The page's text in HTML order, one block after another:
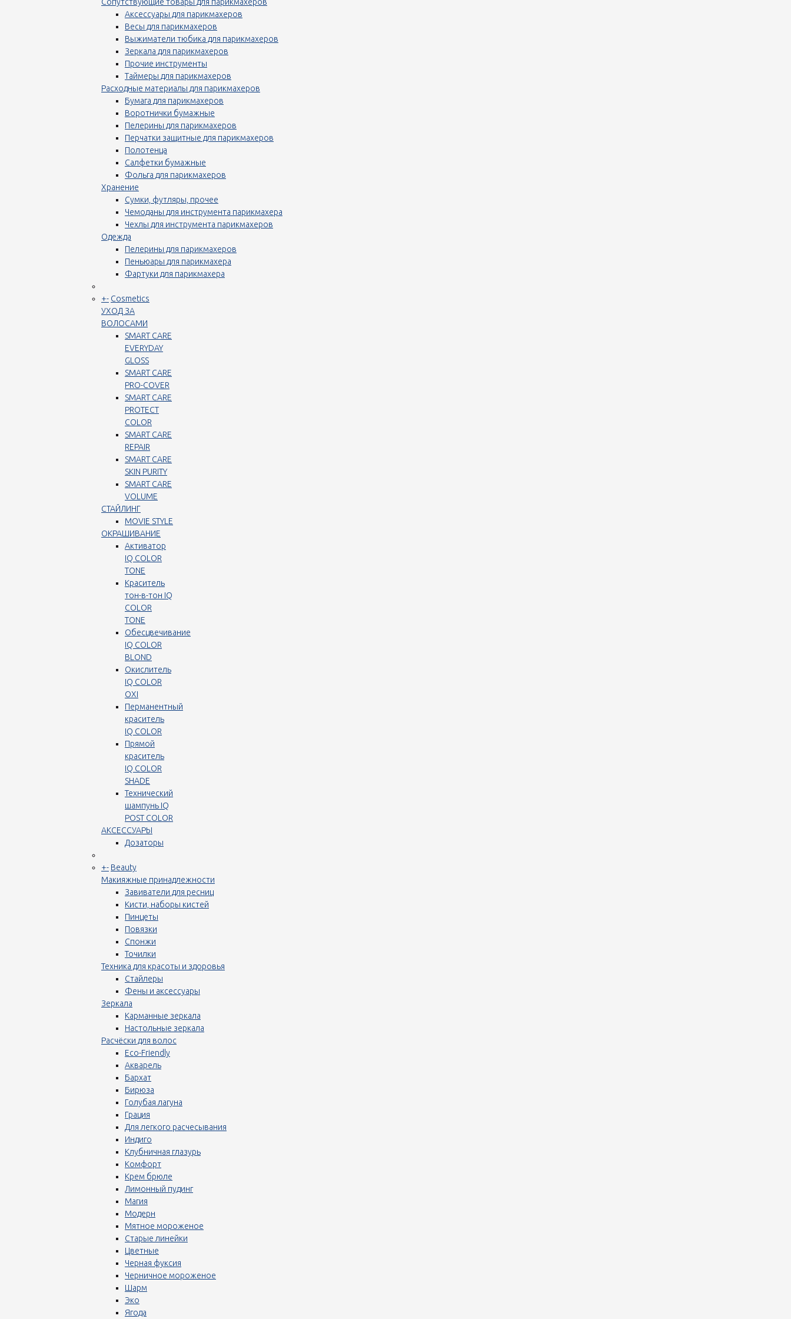
Аксессуары для парикмахеров
Весы для парикмахеров
Выжиматели тюбика для парикмахеров
Зеркала для парикмахеров
Прочие инструменты
Таймеры для парикмахеров
Расходные материалы для парикмахеров
Бумага для парикмахеров
Воротнички бумажные
Пелерины для парикмахеров
Перчатки защитные для парикмахеров
Полотенца
Салфетки бумажные
Фольга для парикмахеров
Хранение
Сумки, футляры, прочее
Чемоданы для инструмента парикмахера
Чехлы для инструмента парикмахеров
Одежда
Пелерины для парикмахеров
Пеньюары для парикмахера
Фартуки для парикмахера
+- Cosmetics
УХОД ЗА
ВОЛОСАМИ
SMART CARE
EVERYDAY
GLOSS
SMART CARE
PRO-COVER
SMART CARE
PROTECT
COLOR
SMART CARE
REPAIR
SMART CARE
SKIN PURITY
SMART CARE
VOLUME
СТАЙЛИНГ
MOVIE STYLE
ОКРАШИВАНИЕ
Активатор
IQ COLOR
TONE
Краситель
тон-в-тон IQ
COLOR
TONE
Обесцвечивание
IQ COLOR
BLOND
Окислитель
IQ COLOR
OXI
Перманентный
краситель
IQ COLOR
Прямой
краситель
IQ COLOR
SHADE
Технический
шампунь IQ
POST COLOR
АКСЕССУАРЫ
Дозаторы
+- Beauty
Макияжные принадлежности
Завиватели для ресниц
Кисти, наборы кистей
Пинцеты
Повязки
Спонжи
Точилки
Техника для красоты и здоровья
Стайлеры
Фены и аксессуары
Зеркала
Карманные зеркала
Настольные зеркала
Расчёски для волос
Eco-Friendly
Акварель
Бархат
Бирюза
Голубая лагуна
Грация
Для легкого расчесывания
Индиго
Клубничная глазурь
Комфорт
Крем брюле
Лимонный пудинг
Магия
Модерн
Мятное мороженое
Старые линейки
Цветные
Черная фуксия
Черничное мороженое
Шарм
Эко
Ягода